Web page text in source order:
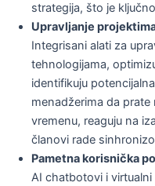
strategija, što je
Upravljanje
Integrisani alati za
tehnologijama,
identifikuju
menadžerima da
vremenu, reaguju na
članovi rade
Pametna korisnička
AI chatbotovi i